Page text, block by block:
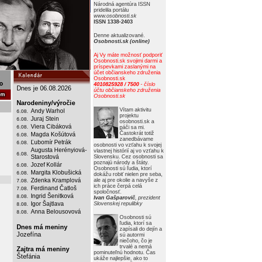
Národná agentúra ISSN
pridelila portálu
www.osobnosti.sk
ISSN 1338-2403
Denne aktualizované.
Osobnosti.sk (online)
Aj Vy máte možnosť podporiť
Osobnosti.sk svojimi darmi a
príspevkami zaslanými na
účet občianskeho združenia
Osobnosti.sk
4010825928 / 7500 - číslo
účtu občianskeho združenia
Osobnosti.sk
Vítam aktivitu
projektu
osobnosti.sk a
páči sa mi.
Častokrát totiž
zanedbávame
osobnosti vo vzťahu k svojej
vlastnej histórií aj vo vzťahu k
Slovensku. Cez osobnosti sa
poznajú národy a štáty.
Osobnosti sú ľudia, ktorí
dokážu robiť nielen pre seba,
ale aj pre okolie a navyše z
ich práce čerpá celá
spoločnosť.
Ivan Gašparovič , prezident
Slovenskej repulibky
Osobnosti sú
ľudia, ktorí sa
zapísali do dejín a
sú autormi
niečoho, čo je
trvalé a nemá
pominuteľnú hodnotu. Čas
ukáže najlepšie, ako to
Dnes je 06.08.2026
Narodeniny/výročie
6.08. Andy Warhol
6.08. Juraj Stein
6.08. Viera Cibáková
6.08. Magda Košútová
6.08. Ľubomír Petrák
6.08.
Augusta Herényiová-
Starostová
6.08. Jozef Kollár
6.08. Margita Klobušická
7.08. Zdenka Kramplová
7.08. Ferdinand Čatloš
8.08. Ingrid Šenitková
8.08. Igor Šajtlava
8.08. Anna Belousovová
Dnes má meniny
Jozefína
Zajtra má meniny
Štefánia